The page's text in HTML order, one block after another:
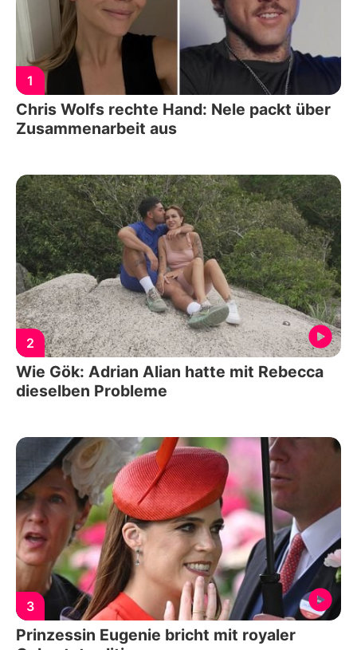
1
Chris Wolfs rechte Hand: Nele packt über
Zusammenarbeit aus
2
Wie Gök: Adrian Alian hatte mit Rebecca
dieselben Probleme
3
Prinzessin Eugenie bricht mit royaler